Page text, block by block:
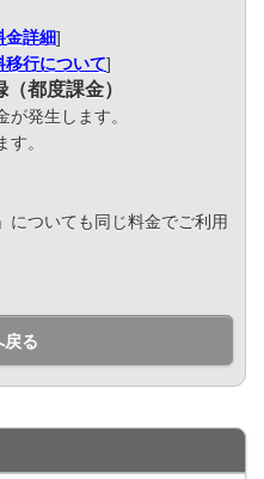
金詳細]
移行について]
都度課金）
発生します。
。
ついても同じ料金でご利用
戻る